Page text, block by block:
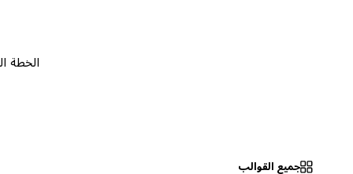
الخطة المجانية
جميع القوالب